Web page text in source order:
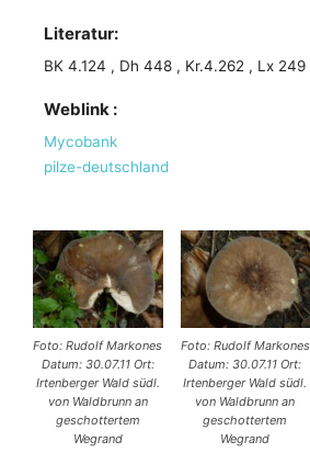
Literatur:
BK 4.124 , Dh 448 , Kr.4.262 , Lx 249
Weblink :
Mycobank
pilze-deutschland
Foto: Rudolf Markones
Datum: 30.07.11 Ort:
Irtenberger Wald südl.
von Waldbrunn an
geschottertem
Wegrand
Foto: Rudolf Markones
Datum: 30.07.11 Ort:
Irtenberger Wald südl.
von Waldbrunn an
geschottertem
Wegrand